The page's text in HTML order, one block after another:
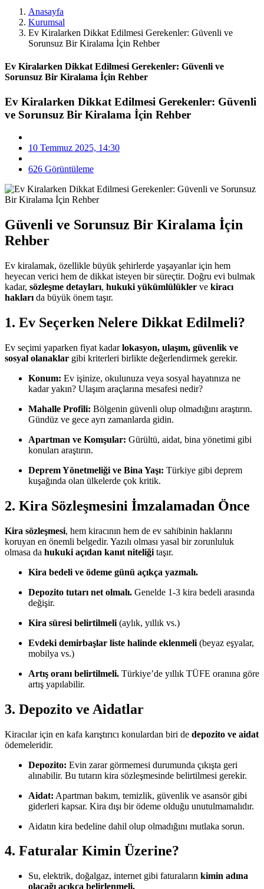
Anasayfa
Kurumsal
Ev Kiralarken Dikkat Edilmesi Gerekenler: Güvenli ve
Sorunsuz Bir Kiralama İçin Rehber
Ev Kiralarken Dikkat Edilmesi Gerekenler: Güvenli ve
Sorunsuz Bir Kiralama İçin Rehber
Ev Kiralarken Dikkat Edilmesi Gerekenler: Güvenli
ve Sorunsuz Bir Kiralama İçin Rehber
10 Temmuz 2025, 14:30
626 Görüntüleme
Güvenli ve Sorunsuz Bir Kiralama İçin
Rehber
Ev kiralamak, özellikle büyük şehirlerde yaşayanlar için hem
heyecan verici hem de dikkat isteyen bir süreçtir. Doğru evi bulmak
kadar, sözleşme detayları, hukuki yükümlülükler ve kiracı
hakları da büyük önem taşır.
1. Ev Seçerken Nelere Dikkat Edilmeli?
Ev seçimi yaparken fiyat kadarlokasyon, ulaşım, güvenlik ve
sosyal olanaklar gibi kriterleri birlikte değerlendirmek gerekir.
Konum: Ev işinize, okulunuza veya sosyal hayatınıza ne
kadar yakın? Ulaşım araçlarına mesafesi nedir?
Mahalle Profili: Bölgenin güvenli olup olmadığını araştırın.
Gündüz ve gece ayrı zamanlarda gidin.
Apartman ve Komşular: Gürültü, aidat, bina yönetimi gibi
konuları araştırın.
Deprem Yönetmeliği ve Bina Yaşı: Türkiye gibi deprem
kuşağında olan ülkelerde çok kritik.
2. Kira Sözleşmesini İmzalamadan Önce
Kira sözleşmesi, hem kiracının hem de ev sahibinin haklarını
koruyan en önemli belgedir. Yazılı olması yasal bir zorunluluk
olmasa da hukuki açıdan kanıt niteliği taşır.
Kira bedeli ve ödeme günü açıkça yazmalı.
Depozito tutarı net olmalı. Genelde 1-3 kira bedeli arasında
değişir.
Kira süresi belirtilmeli (aylık, yıllık vs.)
Evdeki demirbaşlar liste halinde eklenmeli (beyaz eşyalar,
mobilya vs.)
Artış oranı belirtilmeli. Türkiye’de yıllık TÜFE oranına göre
artış yapılabilir.
3. Depozito ve Aidatlar
Kiracılar için en kafa karıştırıcı konulardan biri de depozito ve aidat
ödemeleridir.
Depozito: Evin zarar görmemesi durumunda çıkışta geri
alınabilir. Bu tutarın kira sözleşmesinde belirtilmesi gerekir.
Aidat: Apartman bakım, temizlik, güvenlik ve asansör gibi
giderleri kapsar. Kira dışı bir ödeme olduğu unutulmamalıdır.
Aidatın kira bedeline dahil olup olmadığını mutlaka sorun.
4. Faturalar Kimin Üzerine?
Su, elektrik, doğalgaz, internet gibi faturaların kimin adına
olacağı açıkça belirlenmeli.